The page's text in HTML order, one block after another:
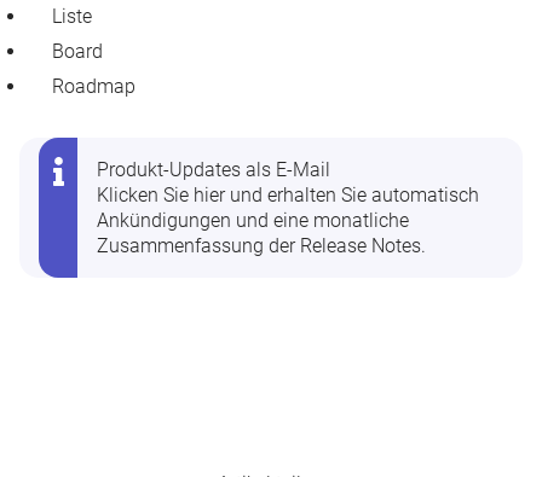
Liste
Board
Roadmap
Produkt-Updates als E-Mail
Klicken Sie hierund erhalten Sie automatisch
Ankündigungen und eine monatliche
Zusammenfassung der Release Notes.